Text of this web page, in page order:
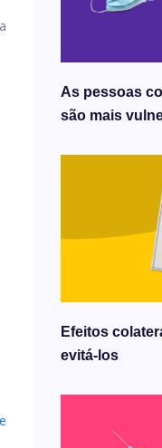
As pessoas
são mais
Efeitos
evitá-los